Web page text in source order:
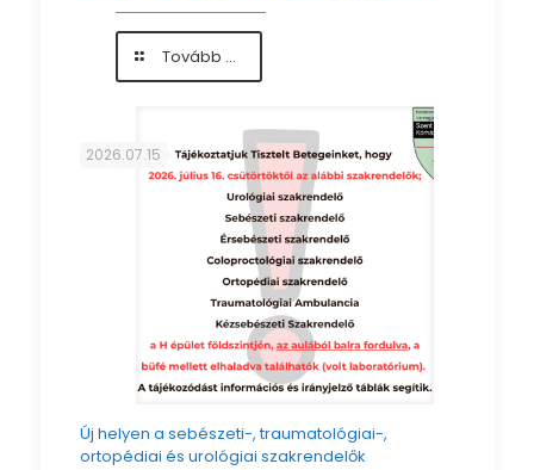
Tovább ...-
Ásványvízzel
Kollégáink
munkáját
2026.07.15
Új helyen a sebészeti-, traumatológiai-,
ortopédiai és urológiai szakrendelők